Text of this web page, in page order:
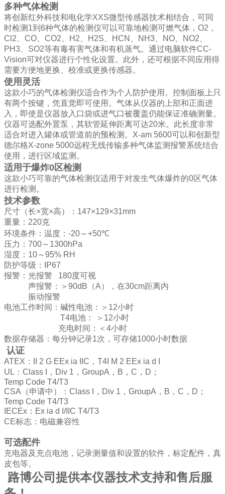
多种气体检测
将创新红外科技和电化学XXS微型传感器技术相结合，可同
时检测 1到 6种气体的检测仪可以可靠地检测可燃气体， O2 ，
Cl2
CO CO2 H2 H2S HCN NH3 NO NO2
PH3
SO2等有毒有害气体和有机蒸气。通过电脑软件CC-
Vision可对仪器进行个性化设置。此外，还可根据不同应用得
需要方便地更换、校准或更换传感器。
使用灵活
这款小巧的气体检测仪适合作为个人防护使用。控制面板上只
有两个按键，凭直觉即可使用。气体从仪器的上部和正面进
入，即使是仪器放入口袋或进气口被覆盖仍能保证准确测量。
仪器可选配外置泵，其软管延伸距离可达20米。此长度非常
适合对进入罐体或管道前的预检测。 X-am 5600可以和创新型
德尔格X-zone 5000远程无线传输多种气体监测报警系统结合
使用，进行区域监测。
适用于爆炸0区检测
这款小巧可靠的气体检测仪适用于对发生气体爆炸的0区气体
进行检测。
技术参数
尺寸（长×宽×高）： 147×129×31mm
重量： 220克
环境条件：温度： -20～+50℃
压力： 700～ 1300hPa
湿度： 10～95% RH
防护等级：
IP67
报警：光报警 180度可视
声报警：＞ 90dB （A），在30cm距离内
振动报警
电池工作时间：碱性电池：＞ 12小时
T4电池： ＞ 12小时
充电时间：＜ 4小时
数据存储器：每分钟记录1次，可存储1000小时数据
认证
ATEX ： II 2 G EEx ia IIC ， T4I M 2 EEx ia d I
UL ： Class I ， Div 1 ， GroupA ， B ， C ， D ；
Temp Code T4/T3
CSA （申请中）： Class I ， Div 1 ， GroupA ， B ， C ， D ；
Temp Code T4/T3
IECEx ： Ex ia d I/IIC T4/T3
CE标志：电磁兼容性
可选配件
充电器及充点电池，记录测量值和设置的软件，标定配件，真
皮包等。
路博公司提供本仪器技术支持和售后服